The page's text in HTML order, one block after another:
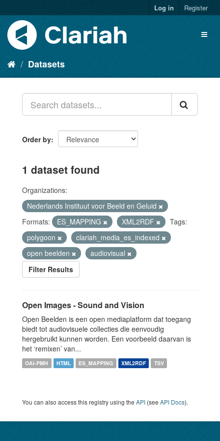
Log in Register
Datasets
Order by
1 dataset found
Organizations:
Nederlands Instituut voor Beeld en Geluid
Formats:
ES_MAPPING XML2RDF
Tags:
polygoon
clariah_media_es_indexed
open beelden
audiovisual
Filter Results
Open Images - Sound and Vision
Open Beelden is een open mediaplatform dat toegang
biedt tot audiovisuele collecties die eenvoudig
hergebruikt kunnen worden. Een voorbeeld daarvan is
het ‘remixen’ van...
OAI-PMH HTML ES_MAPPING XML2RDF TSV
You can also access this registry using the API (see API Docs).